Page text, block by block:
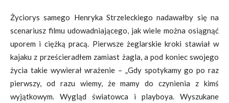
Życiorys samego Henryka Strzeleckiego nadawałby się na
scenariusz filmu udowadniającego, jak wiele można osiągnąć
uporem i ciężką pracą. Pierwsze żeglarskie kroki stawiał w
kajaku z prześcieradłem zamiast żagla, a pod koniec swojego
życia takie wywierał wrażenie – „Gdy spotykamy go po raz
pierwszy, od razu wiemy, że mamy do czynienia z kimś
wyjątkowym. Wygląd światowca i playboya. Wyszukane